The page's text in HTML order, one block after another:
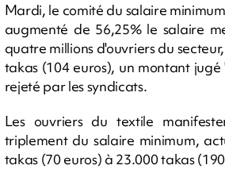
Mardi, le comité du salaire
augmenté de 56,25% le salaire
quatre millions d'ouvriers du
takas (104 euros), un montant
rejeté par les syndicats.
Les ouvriers du textile
triplement du salaire minimum,
takas (70 euros) à 23.000 takas